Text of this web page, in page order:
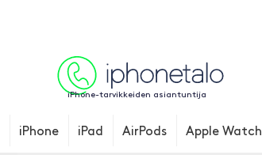
iPhone-tarvikkeiden asiantuntija
iPhone iPad AirPods Apple Watch